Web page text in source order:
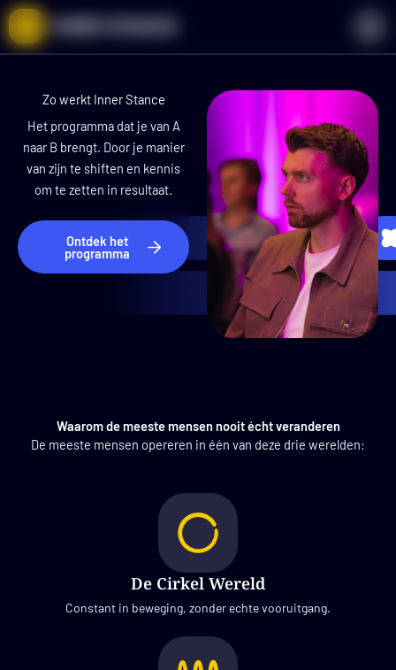
Ga
naar
de
Zo werkt Inner Stance
Het programma dat je van A
naar B brengt. Door je manier
van zijn te shiften en kennis
om te zetten in resultaat.
Ontdek het
programma
Waarom de meeste mensen nooit écht veranderen
De meeste mensen opereren in één van deze drie werelden:
De Cirkel Wereld
Constant in beweging, zonder echte vooruitgang.